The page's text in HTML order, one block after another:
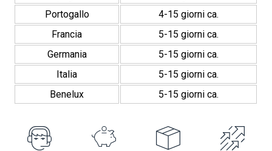
Portogallo
4-15 giorni ca.
Francia
5-15 giorni ca.
Germania
5-15 giorni ca.
Italia
5-15 giorni ca.
Benelux
5-15 giorni ca.